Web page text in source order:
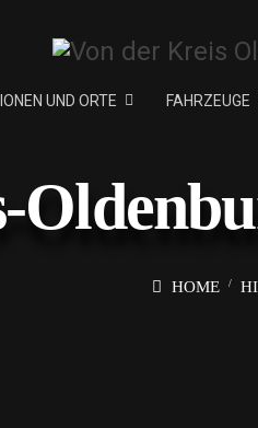
UND ORTE FAHRZEUGE
HOME